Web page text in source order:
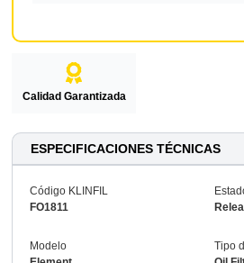
Calidad Garantizada
ESPECIFICACIONES TÉCNICAS
Código KLINFIL
FO1811
Modelo
Tipo